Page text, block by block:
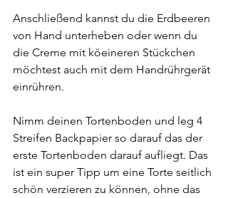
Anschließend kannst du die Erdbeeren
von Hand unterheben oder wenn du
die Creme mit köeineren Stückchen
möchtest auch mit dem Handrührgerät
einrühren.
Nimm deinen Tortenboden und leg 4
Streifen Backpapier so darauf das der
erste Tortenboden darauf aufliegt. Das
ist ein super Tipp um eine Torte seitlich
schön verzieren zu können, ohne das